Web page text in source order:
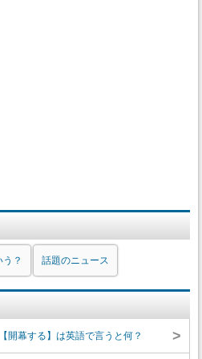
？ 話題のニュース
開幕する】は英語で言うと何？ >